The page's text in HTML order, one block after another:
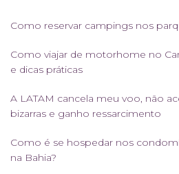
Como reservar campings nos
Como viajar de motorhome no
e dicas práticas
A LATAM cancela meu voo, não
bizarras e ganho ressarcimento
Como é se hospedar nos
na Bahia?